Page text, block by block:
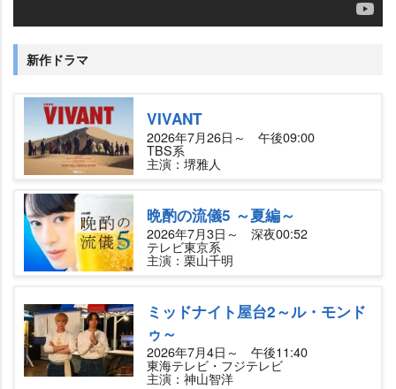
新作ドラマ
VIVANT
2026年7月26日～ 午後09:00
TBS系
主演：堺雅人
晩酌の流儀5 ～夏編～
2026年7月3日～ 深夜00:52
テレビ東京系
主演：栗山千明
ミッドナイト屋台2～ル・モンド
ゥ～
2026年7月4日～ 午後11:40
東海テレビ・フジテレビ
主演：神山智洋